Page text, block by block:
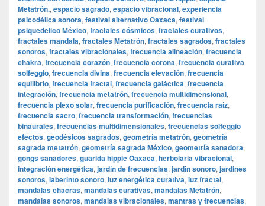
Metatrón., espacio sagrado, espacio vibracional, experiencia
psicodélica sonora, festival alternativo Oaxaca, festival
psiquedelico México, fractales cósmicos, fractales curativos,
fractales mandala, fractales Metatrón, fractales sagrados, fractales
sonoros, fractales vibracionales, frecuencia alineación, frecuencia
chakra, frecuencia corazón, frecuencia corona, frecuencia curativa
solfeggio, frecuencia divina, frecuencia elevación, frecuencia
equilibrio, frecuencia fractal, frecuencia galáctica, frecuencia
integración, frecuencia metatrón, frecuencia multidimensional,
frecuencia plexo solar, frecuencia purificación, frecuencia raíz,
frecuencia sacro, frecuencia transformación, frecuencias
binaurales, frecuencias multidimensionales, frecuencias solfeggio
efectos, geodésicos sagrados, geometría metatrón, geometría
sagrada metatrón, geometría sagrada México, geometría sanadora,
gongs sanadores, guarida hippie Oaxaca, herbolaria vibracional,
integración energética, jardín de frecuencias, jardín sonoro, jardines
sonoros, laberinto sonoro, luz energética curativa, luz fractal,
mandalas chacras, mandalas curativas, mandalas Metatrón,
mandalas sonoros, mandalas vibracionales, mantras y frecuencias,